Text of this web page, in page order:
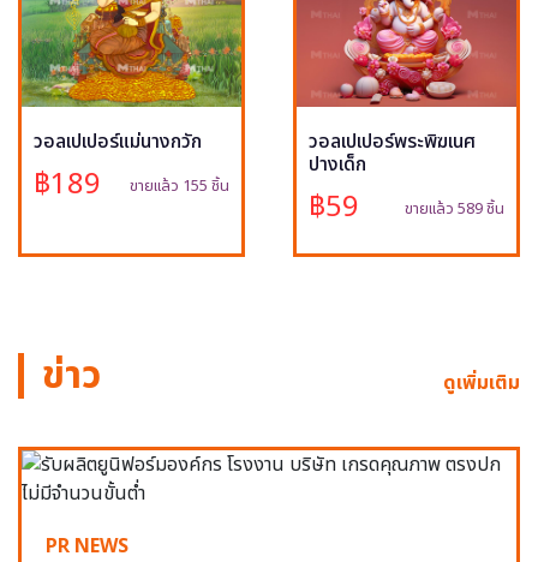
วอลเปเปอร์แม่นางกวัก
฿189 ขายแล้ว 155 ชิ้น
วอลเปเปอร์พระพิฆเนศ
ปางเด็ก
฿59 ขายแล้ว 589 ชิ้น
ข่าว ดูเพิ่มเติม
PR NEWS